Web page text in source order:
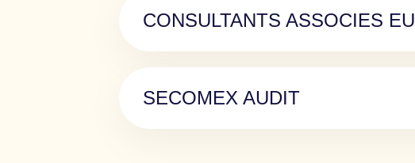
CONSULTANTS ASSOCIES
SECOMEX AUDIT